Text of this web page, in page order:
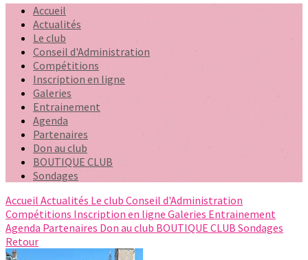
Accueil
Actualités
Le club
Conseil d'Administration
Compétitions
Inscription en ligne
Galeries
Entrainement
Agenda
Partenaires
Don au club
BOUTIQUE CLUB
Sondages
Accueil Actualités Le club Conseil d'Administration
Compétitions Inscription en ligne Galeries Entrainement
Agenda Partenaires Don au club BOUTIQUE CLUB Sondages
Retour